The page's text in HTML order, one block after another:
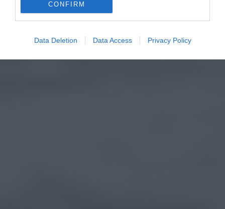
CONFIRM
Data Deletion Data Access Privacy Policy